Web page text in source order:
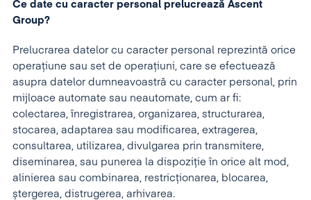
Ce date cu caracter personal prelucrează Ascent
Group?
Prelucrarea datelor cu caracter personal reprezintă orice
operațiune sau set de operațiuni, care se efectuează
asupra datelor dumneavoastră cu caracter personal, prin
mijloace automate sau neautomate, cum ar fi:
colectarea, înregistrarea, organizarea, structurarea,
stocarea, adaptarea sau modificarea, extragerea,
consultarea, utilizarea, divulgarea prin transmitere,
diseminarea, sau punerea la dispoziție în orice alt mod,
alinierea sau combinarea, restricționarea, blocarea,
ștergerea, distrugerea, arhivarea.